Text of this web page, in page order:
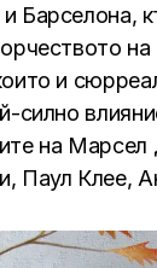
Барселона,
на
и
силно
на
Паул Клее,